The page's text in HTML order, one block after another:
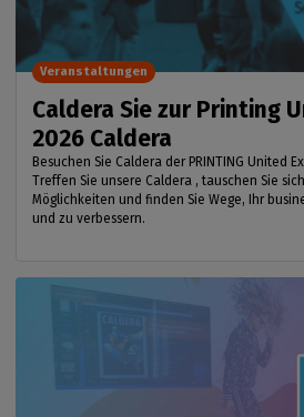
Caldera Sie zur Printing
2026 Caldera
Besuchen Sie Caldera der PRINTING United
Treffen Sie unsere Caldera , tauschen Sie
Möglichkeiten und finden Sie Wege, Ihr
und zu verbessern.
Veranstaltungen